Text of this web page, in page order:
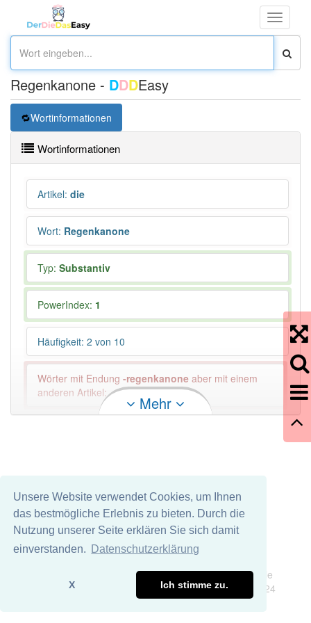
Unsere Website verwendet Cookies, um Ihnen
das bestmögliche Erlebnis zu bieten. Durch die
Nutzung unserer Seite erklären Sie sich damit
einverstanden.
Datenschutzerklärung
X Ich stimme zu.
Toggle
Regenkanone - DDDEasy
Wortinformationen
Wortinformationen
Artikel: die
Wort: Regenkanone
Typ: Substantiv
PowerIndex: 1
Häufigkeit: 2 von 10
Wörter mit Endung -regenkanone aber mit einem
anderen Artikel: -1
Mehr
Wir übernehmen keine Garantie und keine Haftung für die
Richtigkeit und Vollständigkeit dieser Seite. DDDEasy 2024